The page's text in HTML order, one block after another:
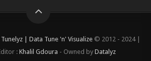
Tunelyz | Data Tune 'n' Visualize© 2012 - 2024 |
: Khalil Gdoura - Owned by Datalyz